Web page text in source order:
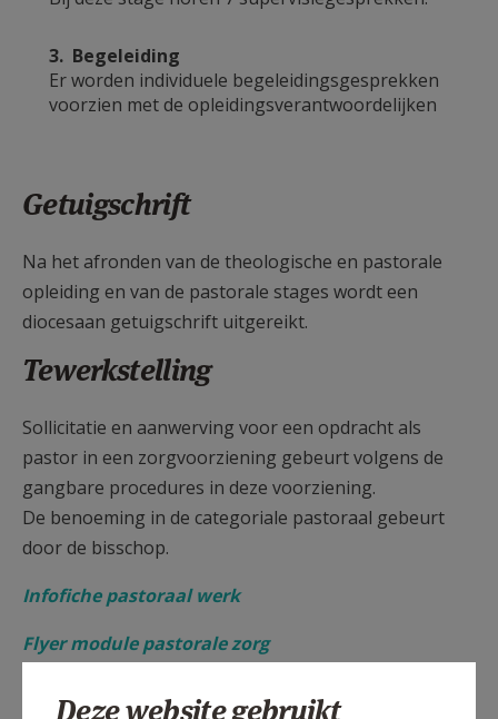
3. Begeleiding
Er worden individuele begeleidingsgesprekken
voorzien met de opleidingsverantwoordelijken
Getuigschrift
Na het afronden van de theologische en pastorale
opleiding en van de pastorale stages wordt een
diocesaan getuigschrift uitgereikt.
Tewerkstelling
Sollicitatie en aanwerving voor een opdracht als
pastor in een zorgvoorziening gebeurt volgens de
gangbare procedures in deze voorziening.
De benoeming in de categoriale pastoraal gebeurt
door de bisschop.
Infofiche pastoraal werk
Flyer module pastorale zorg
Deze website gebruikt